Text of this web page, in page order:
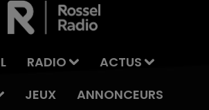
RADIO
ACTUS
JEUX ANNONCEURS